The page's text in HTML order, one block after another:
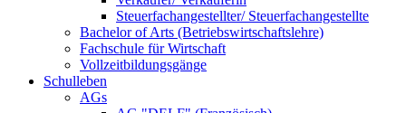
Steuerfachangestellter/ Steuerfachangestellte
Bachelor of Arts (Betriebswirtschaftslehre)
Fachschule für Wirtschaft
Vollzeitbildungsgänge
Schulleben
AGs